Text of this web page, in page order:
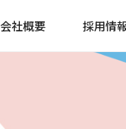
会社概要 採用情